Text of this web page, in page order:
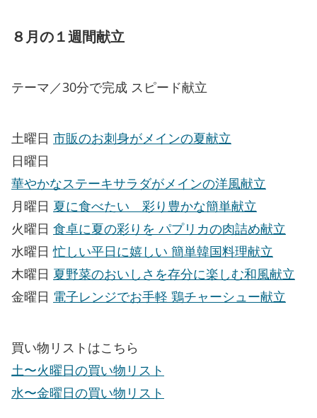
８月の１週間献立
テーマ／30分で完成 スピード献立
土曜日 市販のお刺身がメインの夏献立
日曜日
華やかなステーキサラダがメインの洋風献立
月曜日 夏に食べたい 彩り豊かな簡単献立
火曜日 食卓に夏の彩りを パプリカの肉詰め献立
水曜日忙しい平日に嬉しい 簡単韓国料理献立
木曜日 夏野菜のおいしさを存分に楽しむ和風献立
金曜日 電子レンジでお手軽 鶏チャーシュー献立
買い物リストはこちら
土〜火曜日の買い物リスト
水〜金曜日の買い物リスト